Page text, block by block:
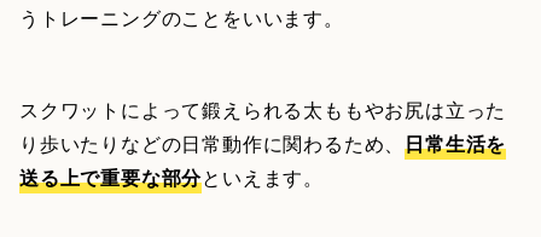
うトレーニングのことをいいます。
スクワットによって鍛えられる太ももやお尻は立った
り歩いたりなどの日常動作に関わるため、日常生活を
送る上で重要な部分といえます。